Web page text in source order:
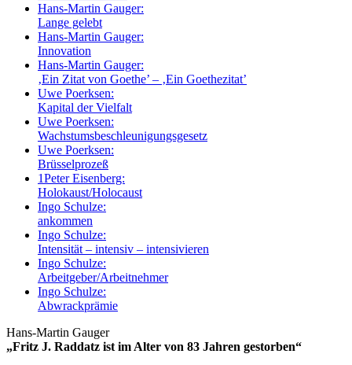
Hans-Martin Gauger:
Lange gelebt
Hans-Martin Gauger:
Innovation
Hans-Martin Gauger:
‚Ein Zitat von Goethe’ – ‚Ein Goethezitat’
Uwe Poerksen:
Kapital der Vielfalt
Uwe Poerksen:
Wachstumsbeschleunigungsgesetz
Uwe Poerksen:
Brüsselprozeß
1Peter Eisenberg:
Holokaust/Holocaust
Ingo Schulze:
ankommen
Ingo Schulze:
Intensität – intensiv – intensivieren
Ingo Schulze:
Arbeitgeber/Arbeitnehmer
Ingo Schulze:
Abwrackprämie
Hans-Martin Gauger
„Fritz J. Raddatz ist im Alter von 83 Jahren gestorben“